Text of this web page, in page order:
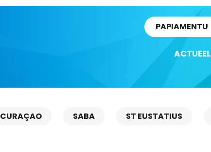
PAPIAMENTU
ACTUEEL
CURAÇAO SABA ST EUSTATIUS